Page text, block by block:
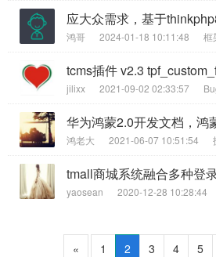
鸿哥 2024-01-18 10:11:48 框
tcms插件 v2.3
jilixx 2021-09-02 02:33:57
鸿老大 2021-06-07 10:51:54
yaosean 2020-12-28 10:28:44
« 1 2 3 4 5